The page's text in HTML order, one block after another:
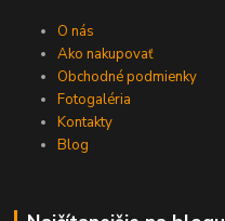
O nás
Ako nakupovať
Obchodné podmienky
Fotogaléria
Kontakty
Blog